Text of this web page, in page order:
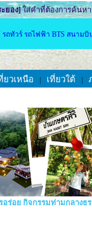
ยอง]ใส่คำที่ต้องการค้นหา
รถทัวร์ รถไฟฟ้า BTS สนามบิ
ยวเหนือ เที่ยวใต้
อย กิจกรรมท่ามกลางธ